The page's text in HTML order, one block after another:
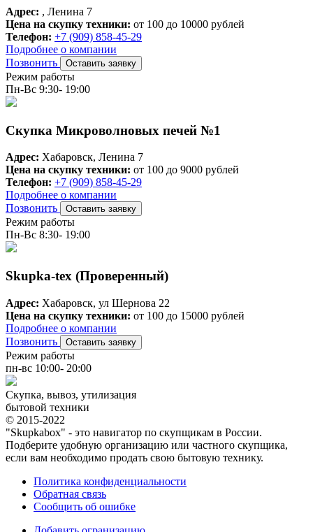
Адрес: , Ленина 7
Цена на скупку техники: от 100 до 10000 рублей
Телефон: +7 (909) 858-45-29
Подробнее о компании
Позвонить
Оставить заявку
Режим работы
Пн-Вс 9:30- 19:00
Скупка Микроволновых печей №1
Адрес: Хабаровск, Ленина 7
Цена на скупку техники: от 100 до 9000 рублей
Телефон: +7 (909) 858-45-29
Подробнее о компании
Позвонить
Оставить заявку
Режим работы
Пн-Вс 8:30- 19:00
Skupka-tex (Проверенный)
Адрес: Хабаровск, ул Шернова 22
Цена на скупку техники: от 100 до 15000 рублей
Подробнее о компании
Позвонить
Оставить заявку
Режим работы
пн-вс 10:00- 20:00
Скупка, вывоз, утилизация
бытовой техники
© 2015-2022
"Skupkabox" - это навигатор по скупщикам в России.
Подберите удобную организацию или частного скупщика,
если вам необходимо продать свою бытовую технику.
Политика конфиденциальности
Обратная связь
Сообщить об ошибке